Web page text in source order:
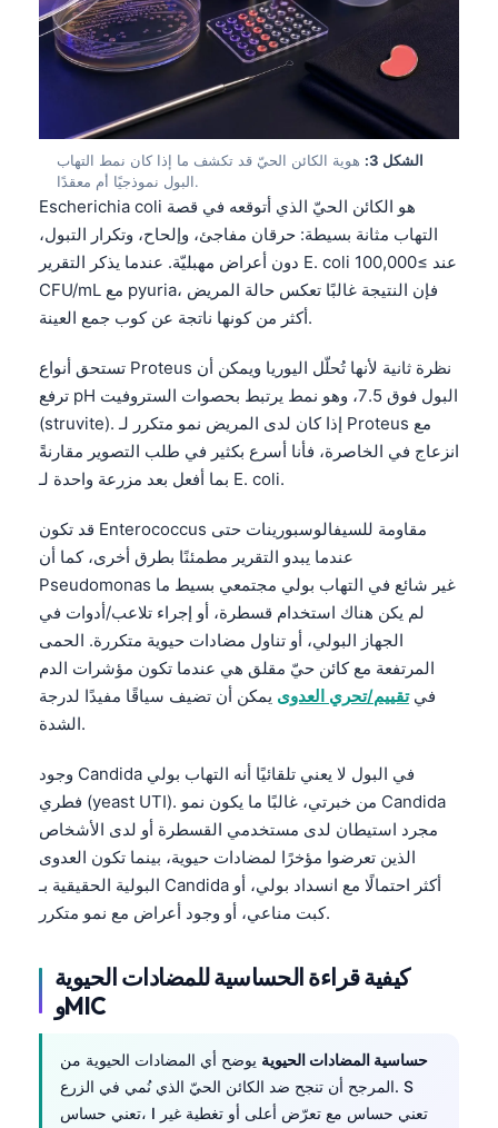
الشكل 3:
هوية الكائن الحيّ قد تكشف ما إذا كان نمط التهاب
البول نموذجيًا أم معقدًا.
Escherichia coli هو الكائن الحيّ الذي أتوقعه في قصة
التهاب مثانة بسيطة: حرقان مفاجئ، وإلحاح، وتكرار التبول،
دون أعراض مهبليّة. عندما يذكر التقرير E. coli عند ≥100,000
CFU/mL مع pyuria، فإن النتيجة غالبًا تعكس حالة المريض
أكثر من كونها ناتجة عن كوب جمع العينة.
تستحق أنواع Proteus نظرة ثانية لأنها تُحلّل اليوريا ويمكن أن
ترفع pH البول فوق 7.5، وهو نمط يرتبط بحصوات الستروفيت
(struvite). إذا كان لدى المريض نمو متكرر لـ Proteus مع
انزعاج في الخاصرة، فأنا أسرع بكثير في طلب التصوير مقارنةً
بما أفعل بعد مزرعة واحدة لـ E. coli.
قد تكون Enterococcus مقاومة للسيفالوسبورينات حتى
عندما يبدو التقرير مطمئنًا بطرق أخرى، كما أن
Pseudomonas غير شائع في التهاب بولي مجتمعي بسيط ما
لم يكن هناك استخدام قسطرة، أو إجراء تلاعب/أدوات في
الجهاز البولي، أو تناول مضادات حيوية متكررة. الحمى
المرتفعة مع كائن حيّ مقلق هي عندما تكون مؤشرات الدم
فيتقييم/تحري العدوى يمكن أن تضيف سياقًا مفيدًا لدرجة
الشدة.
وجود Candida في البول لا يعني تلقائيًا أنه التهاب بولي
فطري (yeast UTI). من خبرتي، غالبًا ما يكون نمو Candida
مجرد استيطان لدى مستخدمي القسطرة أو لدى الأشخاص
الذين تعرضوا مؤخرًا لمضادات حيوية، بينما تكون العدوى
البولية الحقيقية بـ Candida أكثر احتمالًا مع انسداد بولي، أو
كبت مناعي، أو وجود أعراض مع نمو متكرر.
كيفية قراءة الحساسية للمضادات الحيوية
وMIC
حساسية المضادات الحيوية يوضح أي المضادات الحيوية من
المرجح أن تنجح ضد الكائن الحيّ الذي نُمي في الزرع. S
تعني حساس، I تعني حساس مع تعرّض أعلى أو تغطية غير